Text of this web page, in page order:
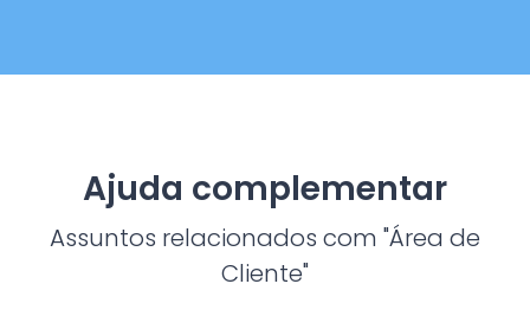
Ajuda complementar
Assuntos relacionados com "Área de
Cliente"